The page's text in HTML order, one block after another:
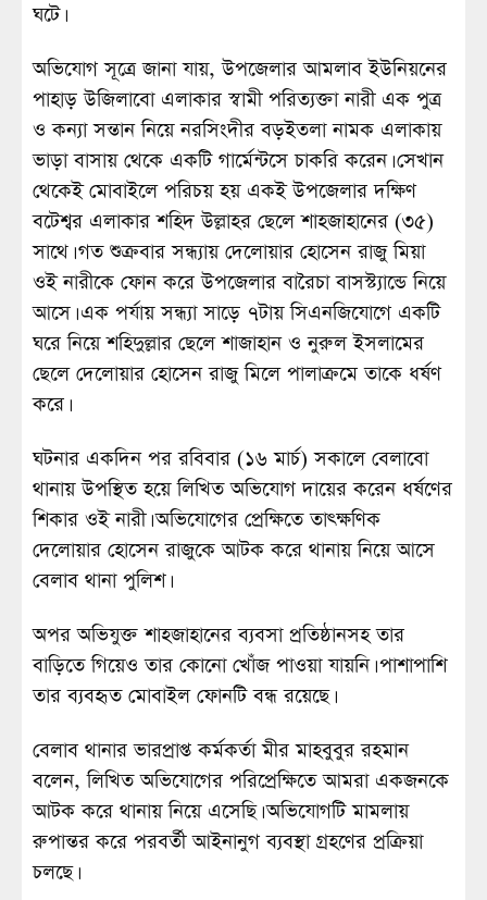
ঘটে।
অভিযোগ সূত্রে জানা যায়, উপজেলার আমলাব ইউনিয়নের
পাহাড় উজিলাবো এলাকার স্বামী পরিত্যক্তা নারী এক পুত্র
ও কন্যা সন্তান নিয়ে নরসিংদীর বড়ইতলা নামক এলাকায়
ভাড়া বাসায় থেকে একটি গার্মেন্টসে চাকরি করেন। সেখান
থেকেই মোবাইলে পরিচয় হয় একই উপজেলার দক্ষিণ
বটেশ্বর এলাকার শহিদ উল্লাহর ছেলে শাহজাহানের (৩৫)
সাথে। গত শুক্রবার সন্ধ্যায় দেলোয়ার হোসেন রাজু মিয়া
ওই নারীকে ফোন করে উপজেলার বারৈচা বাসস্ট্যান্ডে নিয়ে
আসে। এক পর্যায় সন্ধ্যা সাড়ে ৭টায় সিএনজিযোগে একটি
ঘরে নিয়ে শহিদুল্লার ছেলে শাজাহান ও নুরুল ইসলামের
ছেলে দেলোয়ার হোসেন রাজু মিলে পালাক্রমে তাকে ধর্ষণ
করে।
ঘটনার একদিন পর রবিবার (১৬ মার্চ) সকালে বেলাবো
থানায় উপস্থিত হয়ে লিখিত অভিযোগ দায়ের করেন ধর্ষণের
শিকার ওই নারী। অভিযোগের প্রেক্ষিতে তাৎক্ষণিক
দেলোয়ার হোসেন রাজুকে আটক করে থানায় নিয়ে আসে
বেলাব থানা পুলিশ।
অপর অভিযুক্ত শাহজাহানের ব্যবসা প্রতিষ্ঠানসহ তার
বাড়িতে গিয়েও তার কোনো খোঁজ পাওয়া যায়নি। পাশাপাশি
তার ব্যবহৃত মোবাইল ফোনটি বন্ধ রয়েছে।
বেলাব থানার ভারপ্রাপ্ত কর্মকর্তা মীর মাহবুবুর রহমান
বলেন, লিখিত অভিযোগের পরিপ্রেক্ষিতে আমরা একজনকে
আটক করে থানায় নিয়ে এসেছি। অভিযোগটি মামলায়
রুপান্তর করে পরবর্তী আইনানুগ ব্যবস্থা গ্রহণের প্রক্রিয়া
চলছে।